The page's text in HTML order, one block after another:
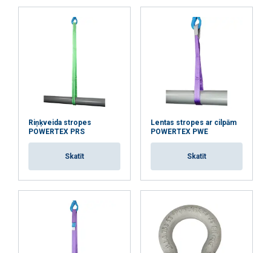
Riņķveida stropes
POWERTEX PRS
Skatīt
Lentas stropes ar cilpām
POWERTEX PWE
Skatīt
Šajā tīmekļa vietnē tiek